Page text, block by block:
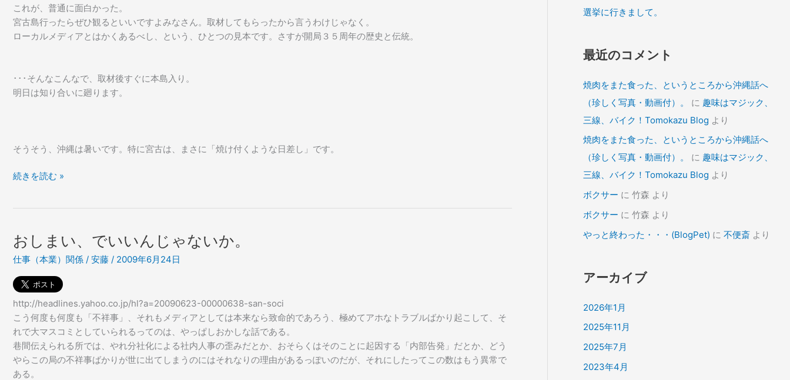
これが、普通に面白かった。
宮古島行ったらぜひ観るといいですよみなさん。取材してもらったから言うわけじゃなく。
ローカルメディアとはかくあるべし、という、ひとつの見本です。さすが開局３５周年の歴史と伝統。
･･･そんなこんなで、取材後すぐに本島入り。
明日は知り合いに廻ります。
そうそう、沖縄は暑いです。特に宮古は、まさに「焼け付くような日差し」です。
ち
業
の
旅
＠
沖
縄、
宮
古
島
続きを読む »
おしまい、でいいんじゃないか。
仕事（本業）関係 / 安藤 / 2009年6月24日
http://headlines.yahoo.co.jp/hl?a=20090623-00000638-san-soci
こう何度も何度も「不祥事」、それもメディアとしては本来なら致命的であろう、極めてアホなトラブルばかり起こして、そ
れで大マスコミとしていられるってのは、やっぱしおかしな話である。
巷間伝えられる所では、やれ分社化による社内人事の歪みだとか、おそらくはそのことに起因する「内部告発」だとか、どう
やらこの局の不祥事ばかりが世に出てしまうのにはそれなりの理由があるっぽいのだが、それにしたってこの数はもう異常で
ある。
選挙に行きまして。
最近のコメント
焼肉をまた食った、というところから沖縄話へ
（珍しく写真・動画付）。
に 趣味はマジック、
三線、バイク！Tomokazu Blog より
焼肉をまた食った、というところから沖縄話へ
（珍しく写真・動画付）。
に 趣味はマジック、
三線、バイク！Tomokazu Blog より
ボクサー に 竹森 より
ボクサー に 竹森 より
やっと終わった・・・(BlogPet) に 不便斎 より
アーカイブ
2026年1月
2025年11月
2025年7月
2023年4月